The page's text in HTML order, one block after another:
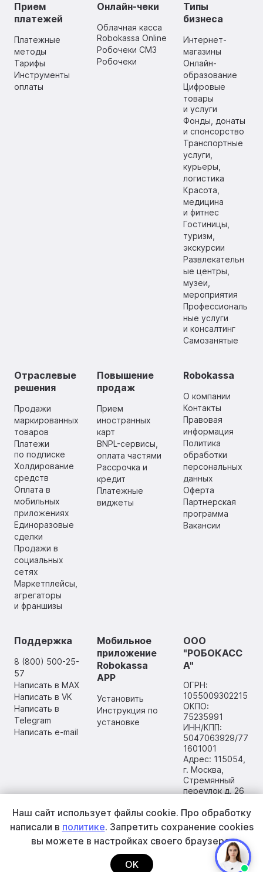
Прием
платежей
Платежные
методы
Тарифы
Инструменты
оплаты
Онлайн-чеки
Облачная касса
Robokassa Online
Робочеки СМЗ
Робочеки
Типы
бизнеса
Интернет-
магазины
Онлайн-
образование
Цифровые
товары
и услуги
Фонды, донаты
и спонсорство
Транспортные
услуги,
курьеры,
логистика
Красота,
медицина
и фитнес
Гостиницы,
туризм,
экскурсии
Развлекательн
ые центры,
музеи,
мероприятия
Профессиональ
ные услуги
и консалтинг
Самозанятые
Отраслевые
решения
Продажи
маркированных
товаров
Платежи
по подписке
Холдирование
средств
Оплата в
мобильных
приложениях
Единоразовые
сделки
Продажи в
социальных
сетях
Маркетплейсы,
агрегаторы
и франшизы
Повышение
продаж
Прием
иностранных
карт
BNPL-сервисы,
оплата частями
Рассрочка и
кредит
Платежные
виджеты
Robokassa
О компании
Контакты
Правовая
информация
Политика
обработки
персональных
данных
Оферта
Партнерская
программа
Вакансии
Поддержка
8 (800) 500-25-
57
Написать в MAX
Написать в VK
Написать в
Telegram
Написать e-mail
Мобильное
приложение
Robokassa
APP
Установить
Инструкция по
установке
ООО
"РОБОКАСС
А"
ОГРН:
1055009302215
ОКПО:
75235991
ИНН/КПП:
5047063929/77
1601001
Адрес: 115054,
г. Москва,
Стремянный
переулок д. 26
Наш сайт использует файлы cookie. Про обработку
написали в политике. Запретить сохранение cookies
вы можете в настройках своего браузера.
OK